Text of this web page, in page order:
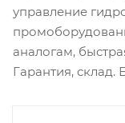
управление
аналогам,
Гарантия, склад.